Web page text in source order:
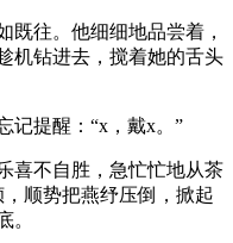
既往。他细细地品尝着，
机钻进去，搅着她的舌头
记提醒：“x，戴x。”
喜不自胜，急忙忙地从茶
顺势把燕纾压倒，掀起
。